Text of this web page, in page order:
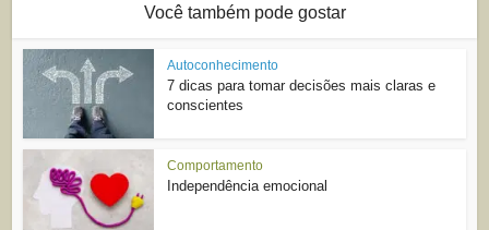
Você também pode gostar
Autoconhecimento
7 dicas para tomar decisões mais claras e
conscientes
Comportamento
Independência emocional